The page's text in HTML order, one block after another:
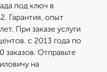
под ключ в
Гарантия, опыт
При заказе услуги
с 2013 года по
Отправьте
на